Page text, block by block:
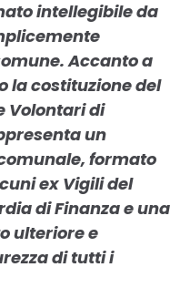
intellegibile da
Accanto a
la costituzione del
Volontari di
un
formato
ex Vigili del
di Finanza e una
ulteriore e
di tutti i